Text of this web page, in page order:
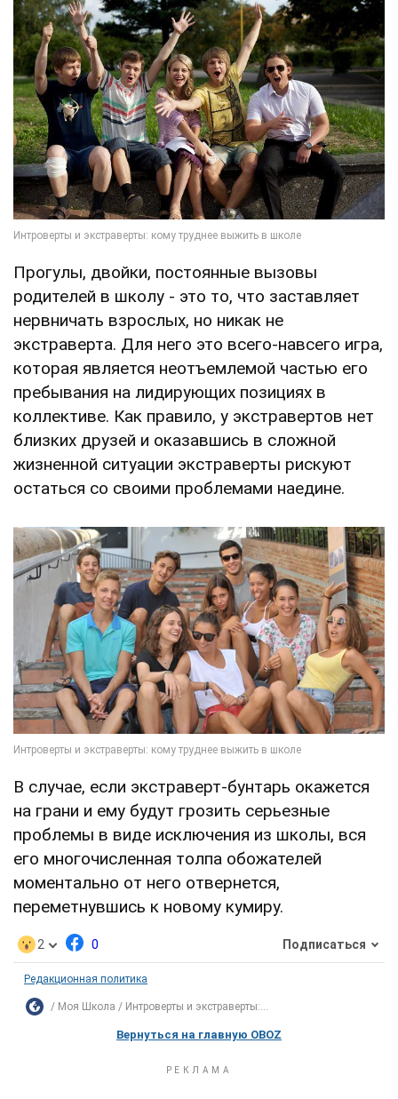
Прогулы, двойки, постоянные вызовы
родителей в школу - это то, что заставляет
нервничать взрослых, но никак не
экстраверта. Для него это всего-навсего игра,
которая является неотъемлемой частью его
пребывания на лидирующих позициях в
коллективе. Как правило, у экстравертов нет
близких друзей и оказавшись в сложной
жизненной ситуации экстраверты рискуют
остаться со своими проблемами наедине.
В случае, если экстраверт-бунтарь окажется
на грани и ему будут грозить серьезные
проблемы в виде исключения из школы, вся
его многочисленная толпа обожателей
моментально от него отвернется,
переметнувшись к новому кумиру.
2 0 Подписаться
Редакционная политика
Моя Школа Интроверты и экстраверты:...
Вернуться на главную OBOZ